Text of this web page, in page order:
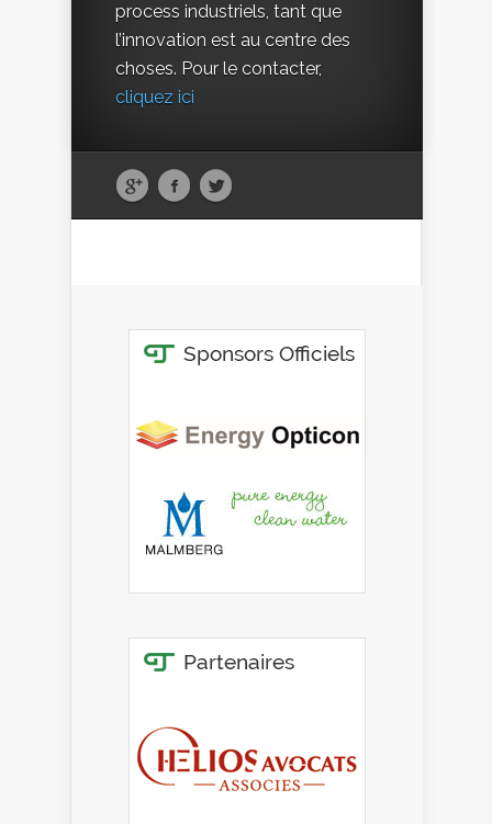
process industriels, tant que
l’innovation est au centre des
choses. Pour le contacter,
cliquez ici